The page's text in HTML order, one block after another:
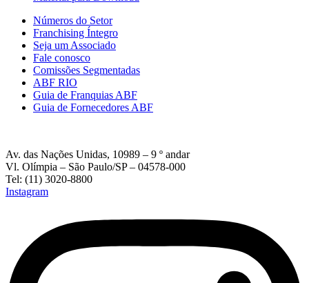
Números do Setor
Franchising Íntegro
Seja um Associado
Fale conosco
Comissões Segmentadas
ABF RIO
Guia de Franquias ABF
Guia de Fornecedores ABF
Av. das Nações Unidas, 10989 – 9 º andar
Vl. Olímpia – São Paulo/SP – 04578-000
Tel: (11) 3020-8800
Instagram